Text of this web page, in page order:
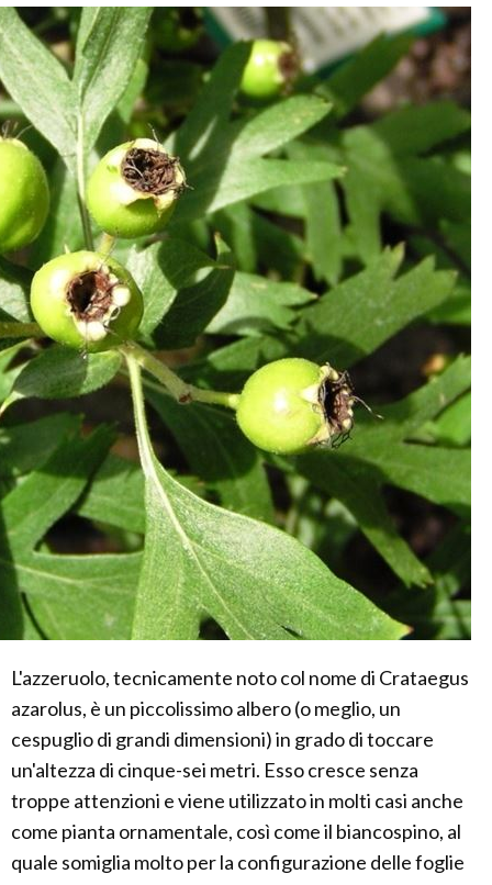
L'azzeruolo, tecnicamente noto col nome di Crataegus
azarolus, è un piccolissimo albero (o meglio, un
cespuglio di grandi dimensioni) in grado di toccare
un'altezza di cinque-sei metri. Esso cresce senza
troppe attenzioni e viene utilizzato in molti casi anche
come pianta ornamentale, così come il biancospino, al
quale somiglia molto per la configurazione delle foglie